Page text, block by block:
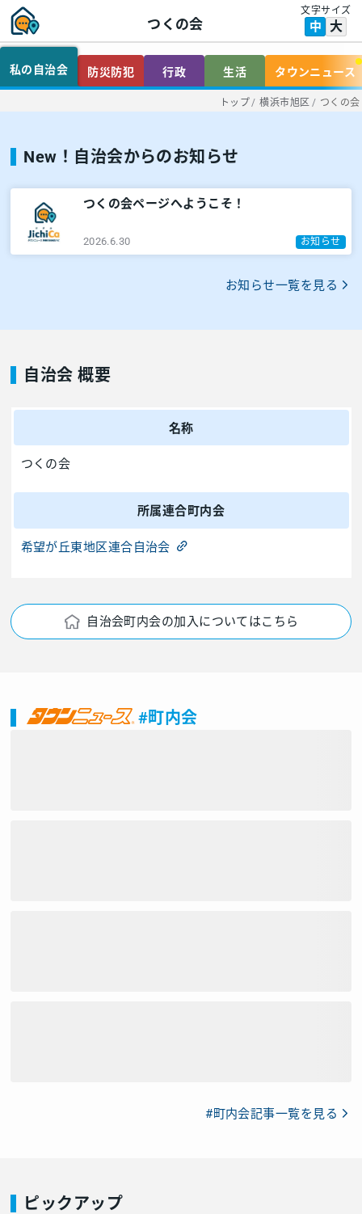
つくの会
文字サイズ
中 大
私の自治会 防災防犯 行政 生活 タウンニュース
トップ / 横浜市旭区 / つくの会
New！自治会からのお知らせ
つくの会ページへようこそ！
2026.6.30 お知らせ
お知らせ一覧を見る
自治会 概要
名称
つくの会
所属連合町内会
希望が丘東地区連合自治会
自治会町内会の加入についてはこちら
#町内会
#町内会記事一覧を見る
ピックアップ